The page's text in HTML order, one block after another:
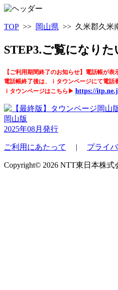
TOP >> 岡山県 >> 久米郡久米
STEP3.ご覧になり
【ご利用期間終了のお知らせ】電話帳が
電話帳終了後は、ｉタウンページにて電話
ｉタウンページはこちら▶ https://
岡山版
2025年08月発行
ご利用にあたって | プライ
Copyright© 2026 NTT東日本株